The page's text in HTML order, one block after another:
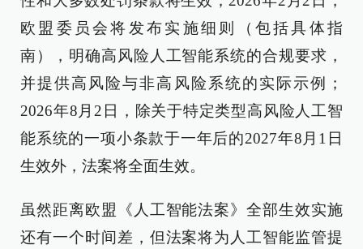
欧盟委员会将发布实施细则（包括具体指
南），明确高风险人工智能系统的合规要求，
并提供高风险与非高风险系统的实际示例；
2026年8月2日，除关于特定类型高风险人工智
能系统的一项小条款于一年后的2027年8月1日
生效外，法案将全面生效。
虽然距离欧盟《人工智能法案》全部生效实施
还有一个时间差，但法案将为人工智能监管提